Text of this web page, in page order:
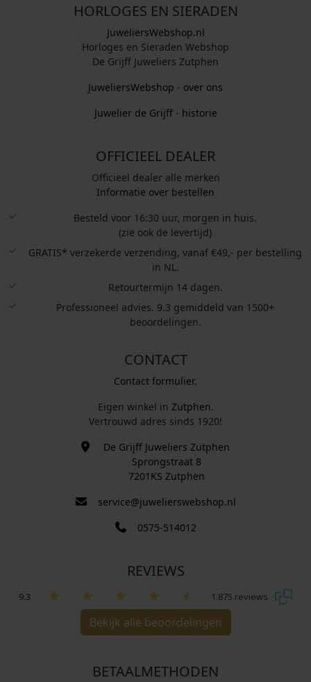
HORLOGES EN SIERADEN
JuweliersWebshop.nl
Horloges en Sieraden Webshop
De Grijff Juweliers Zutphen
JuweliersWebshop - over ons
Juwelier de Grijff - historie
OFFICIEEL DEALER
Officieel dealer alle merken
Informatie over bestellen
Besteld voor 16:30 uur, morgen in huis.
(zie ook de levertijd)
GRATIS* verzekerde verzending, vanaf €49,- per bestelling
in NL.
Retourtermijn 14 dagen.
Professioneel advies. 9.3 gemiddeld van 1500+
beoordelingen.
CONTACT
Contact formulier.
Eigen winkel in Zutphen.
Vertrouwd adres sinds 1920!
De Grijff Juweliers Zutphen
Sprongstraat 8
7201KS Zutphen
service@juwelierswebshop.nl
0575-514012
REVIEWS
9.3 1.875 reviews
Bekijk alle beoordelingen
BETAALMETHODEN